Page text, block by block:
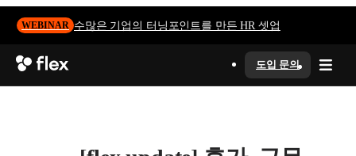
WEBINAR 수많은 기업의 터닝포인트를 만든 HR 셋업
도입 문의